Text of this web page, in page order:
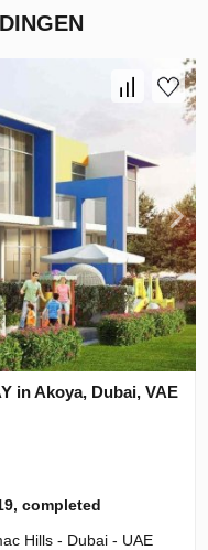
in Akoya, Dubai, VAE
completed
Hills - Dubai - UAE